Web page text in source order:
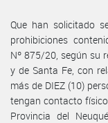
Que han solicitado
prohibiciones
Nº 875/20, según su
y de Santa Fe, con
más de DIEZ (10)
tengan contacto
Provincia del